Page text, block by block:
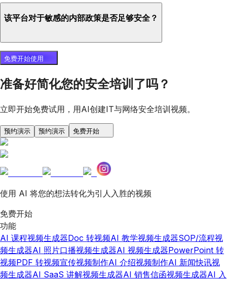
该平台对于敏感的内部政策是否足够安全？
免费开始使用
准备好简化您的安全培训了吗？
立即开始免费试用，用AI创建IT与网络安全培训视频。
预约演示 预约演示 免费开始
使用 AI 将您的想法转化为引人入胜的视频
免费开始
功能
AI 课程视频生成器Doc 转视频AI 教学视频生成器SOP/流程视
频生成器AI 照片口播视频生成器AI 视频生成器PowerPoint 转
视频PDF 转视频宣传视频制作AI 介绍视频制作AI 新闻快讯视
频生成器AI SaaS 讲解视频生成器AI 销售信函视频生成器AI 入